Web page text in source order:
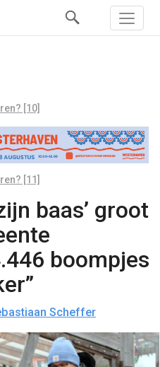
[10]
[11]
baas’ groot
boompjes
Scheffer